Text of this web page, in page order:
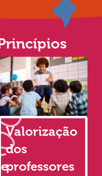
Valorização
dos
professores